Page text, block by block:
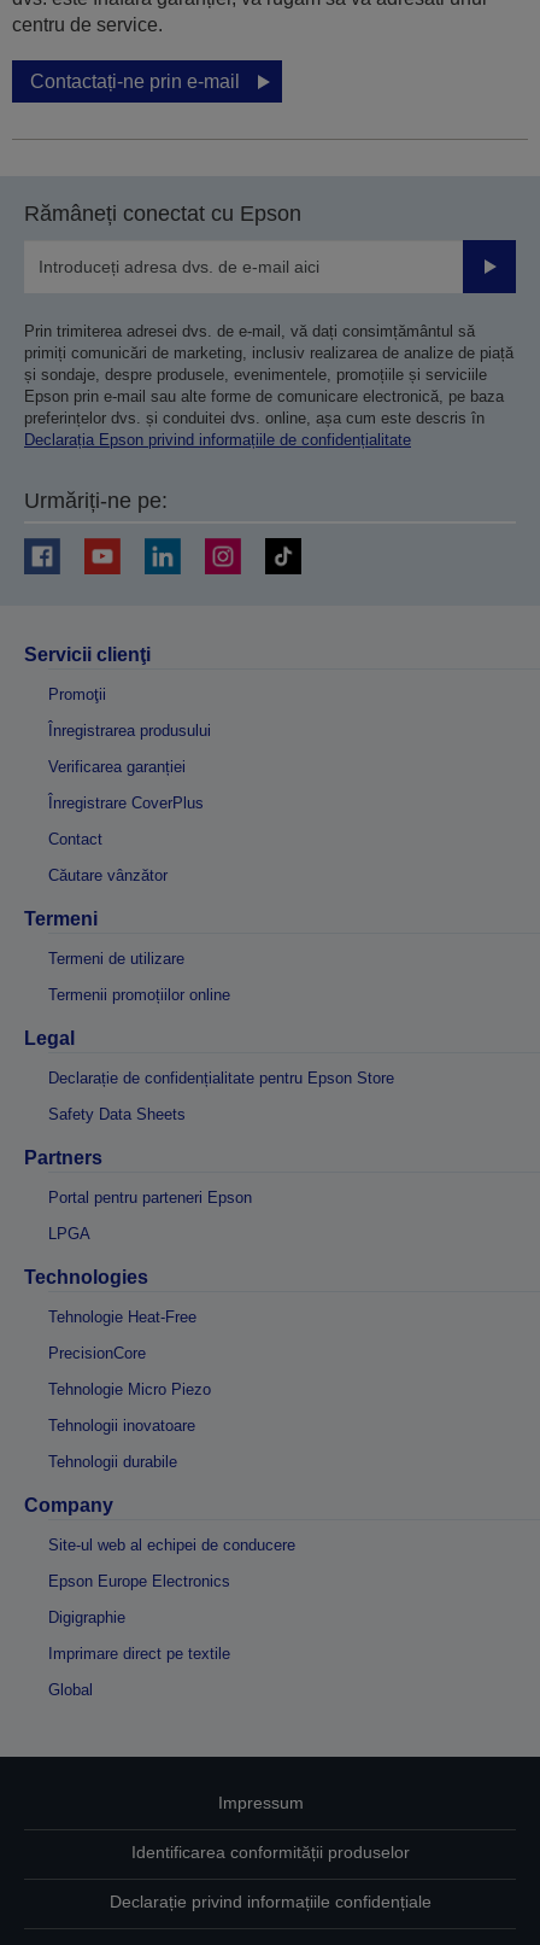
centru de service.
Contactați-ne prin e-mail
Rămâneți conectat cu Epson
Prin trimiterea adresei dvs. de e-mail, vă dați consimțământul să
primiți comunicări de marketing, inclusiv realizarea de analize de piață
și sondaje, despre produsele, evenimentele, promoțiile și serviciile
Epson prin e-mail sau alte forme de comunicare electronică, pe baza
preferințelor dvs. și conduitei dvs. online, așa cum este descris în
Declarația Epson privind informațiile de confidențialitate
Urmăriți-ne pe:
Servicii clienţi
Promoţii
Înregistrarea produsului
Verificarea garanției
Înregistrare CoverPlus
Contact
Căutare vânzător
Termeni
Termeni de utilizare
Termenii promoțiilor online
Legal
Declarație de confidențialitate pentru Epson Store
Safety Data Sheets
Partners
Portal pentru parteneri Epson
LPGA
Technologies
Tehnologie Heat-Free
PrecisionCore
Tehnologie Micro Piezo
Tehnologii inovatoare
Tehnologii durabile
Company
Site-ul web al echipei de conducere
Epson Europe Electronics
Digigraphie
Imprimare direct pe textile
Global
Impressum
Identificarea conformității produselor
Declarație privind informațiile confidențiale